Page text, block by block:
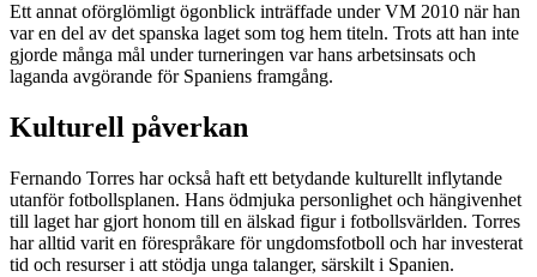
Ett annat oförglömligt ögonblick inträffade under VM 2010 när han
var en del av det spanska laget som tog hem titeln. Trots att han inte
gjorde många mål under turneringen var hans arbetsinsats och
laganda avgörande för Spaniens framgång.
Kulturell påverkan
Fernando Torres har också haft ett betydande kulturellt inflytande
utanför fotbollsplanen. Hans ödmjuka personlighet och hängivenhet
till laget har gjort honom till en älskad figur i fotbollsvärlden. Torres
har alltid varit en förespråkare för ungdomsfotboll och har investerat
tid och resurser i att stödja unga talanger, särskilt i Spanien.